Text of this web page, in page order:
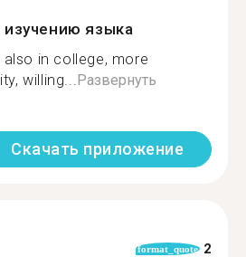
языка
in college, more
willing...Развернуть
Скачать приложение
format_quote 2